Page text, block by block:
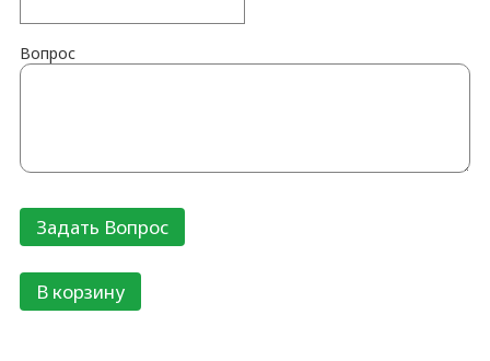
Вопрос
В корзину